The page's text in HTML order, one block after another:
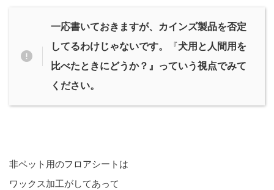
一応書いておきますが、カインズ製品を否定
してるわけじゃないです。
『犬用と人間用を
比べたときにどうか？』っていう視点でみて
ください。
非ペット用のフロアシートは
ワックス加工がしてあって